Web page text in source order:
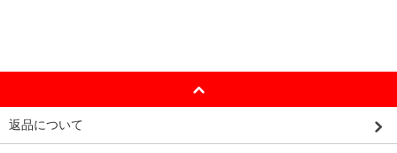
返品について